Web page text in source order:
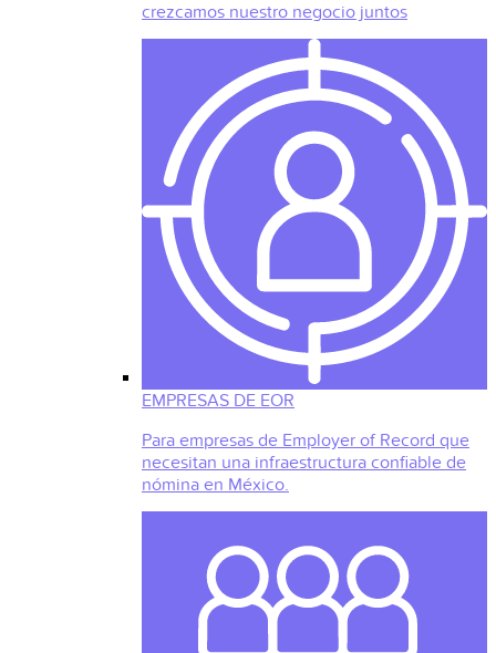
crezcamos nuestro negocio juntos
EMPRESAS DE EOR
Para empresas de Employer of Record que
necesitan una infraestructura confiable de
nómina en México.